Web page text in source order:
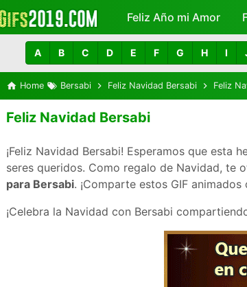
Feliz Año mi Amor
Más
A B C D E F G H I
Home Bersabi Feliz Navidad Bersabi Feliz
Feliz Navidad Bersabi
¡Feliz Navidad Bersabi! Esperamos que
seres queridos. Como regalo de Navidad, te
para Bersabi. ¡Comparte estos GIF
¡Celebra la Navidad con Bersabi